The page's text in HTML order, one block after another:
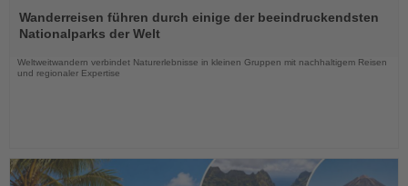
Sie
die
Nachrichten
Wanderreisen führen durch einige der beeindruckendsten
Nationalparks der Welt
Weltweitwandern verbindet Naturerlebnisse in kleinen Gruppen mit nachhaltigem Reisen
und regionaler Expertise